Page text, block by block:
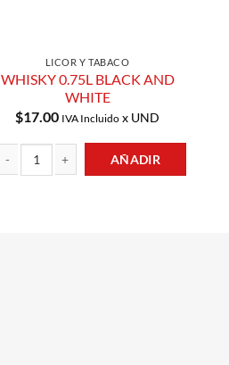
LICOR Y TABACO
WHISKY 0.75L BLACK AND
WHITE
$17.00 IVA Incluido x UND
AÑADIR